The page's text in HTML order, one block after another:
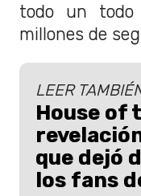
todo un todo
millones de
LEER
House of
que dejó
los fans